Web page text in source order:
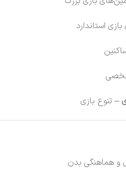
استاندارد
– تنوع بازی
و هماهنگی بدن